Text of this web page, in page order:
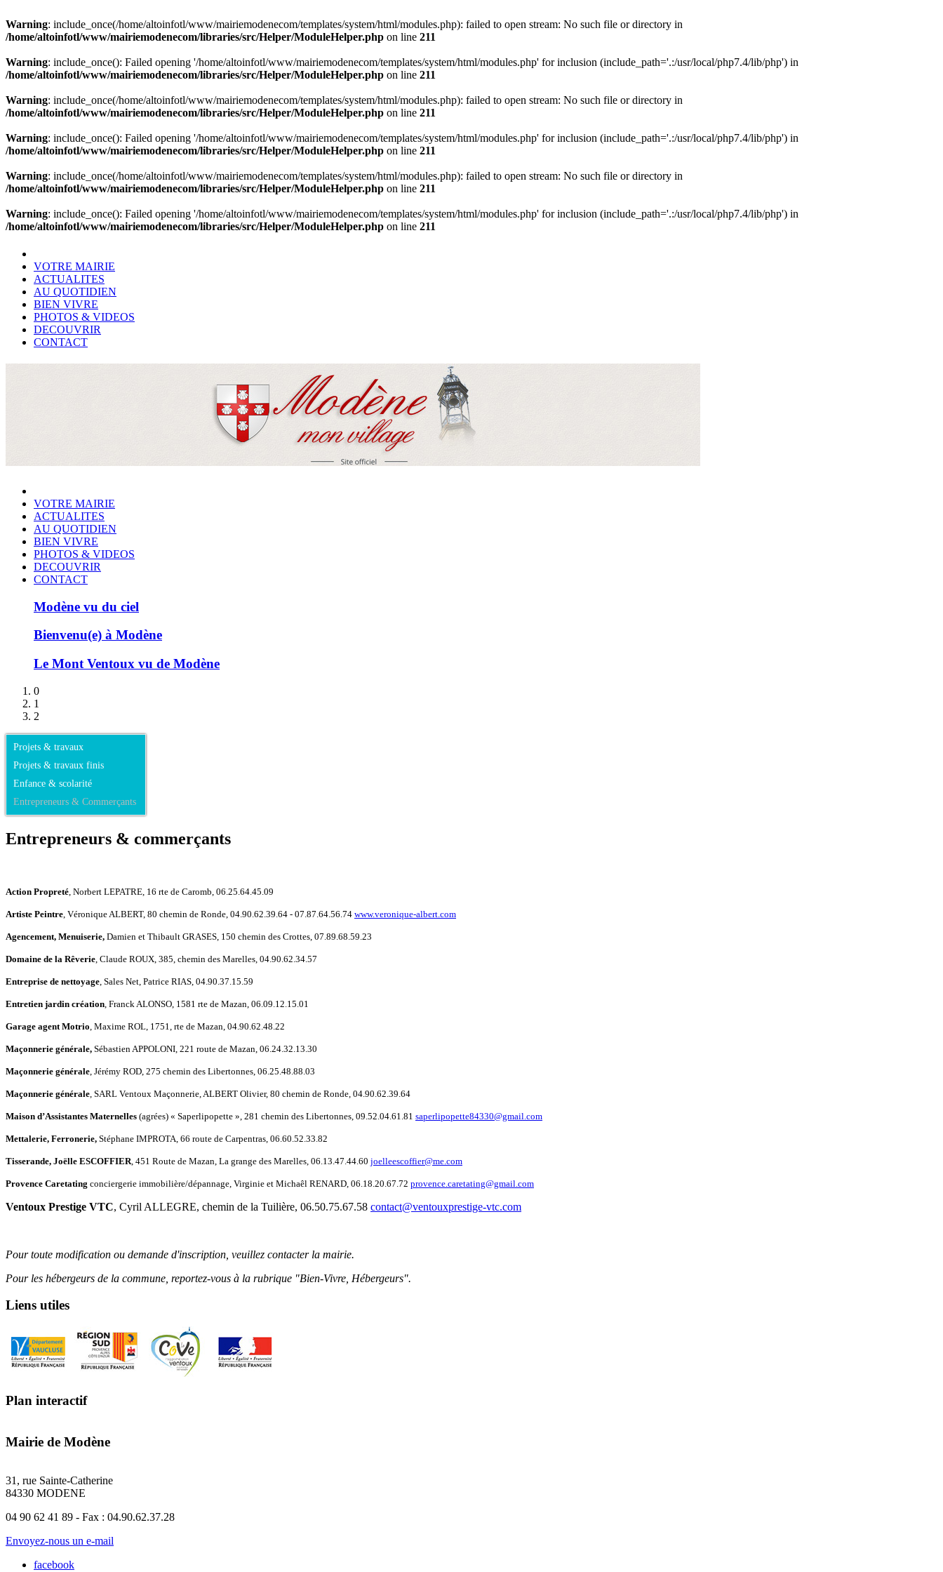
Warning: include_once(/home/altoinfotl/www/mairiemodenecom/templates/system/html/modules.php): failed to open stream: No such file or directory in
/home/altoinfotl/www/mairiemodenecom/libraries/src/Helper/ModuleHelper.php on line 211
Warning: include_once(): Failed opening '/home/altoinfotl/www/mairiemodenecom/templates/system/html/modules.php' for inclusion (include_path='.:/usr/local/php7.4/lib/php') in
/home/altoinfotl/www/mairiemodenecom/libraries/src/Helper/ModuleHelper.php on line 211
Warning: include_once(/home/altoinfotl/www/mairiemodenecom/templates/system/html/modules.php): failed to open stream: No such file or directory in
/home/altoinfotl/www/mairiemodenecom/libraries/src/Helper/ModuleHelper.php on line 211
Warning: include_once(): Failed opening '/home/altoinfotl/www/mairiemodenecom/templates/system/html/modules.php' for inclusion (include_path='.:/usr/local/php7.4/lib/php') in
/home/altoinfotl/www/mairiemodenecom/libraries/src/Helper/ModuleHelper.php on line 211
Warning: include_once(/home/altoinfotl/www/mairiemodenecom/templates/system/html/modules.php): failed to open stream: No such file or directory in
/home/altoinfotl/www/mairiemodenecom/libraries/src/Helper/ModuleHelper.php on line 211
Warning: include_once(): Failed opening '/home/altoinfotl/www/mairiemodenecom/templates/system/html/modules.php' for inclusion (include_path='.:/usr/local/php7.4/lib/php') in
/home/altoinfotl/www/mairiemodenecom/libraries/src/Helper/ModuleHelper.php on line 211
VOTRE MAIRIE
ACTUALITES
AU QUOTIDIEN
BIEN VIVRE
PHOTOS & VIDEOS
DECOUVRIR
CONTACT
VOTRE MAIRIE
ACTUALITES
AU QUOTIDIEN
BIEN VIVRE
PHOTOS & VIDEOS
DECOUVRIR
CONTACT
Modène vu du ciel
Bienvenu(e) à Modène
Le Mont Ventoux vu de Modène
0
1
2
Projets & travaux
Projets & travaux finis
Enfance & scolarité
Entrepreneurs & Commerçants
Entrepreneurs & commerçants
Action Propreté , Norbert LEPATRE, 16 rte de Caromb, 06.25.64.45.09
Artiste Peintre , Véronique ALBERT, 80 chemin de Ronde, 04.90.62.39.64 - 07.87.64.56.74 www.veronique-albert.com
Agencement, Menuiserie, Damien et Thibault GRASES, 150 chemin des Crottes, 07.89.68.59.23
Domaine de la Rêverie , Claude ROUX, 385, chemin des Marelles, 04.90.62.34.57
Entreprise de nettoyage , Sales Net, Patrice RIAS, 04.90.37.15.59
Entretien jardin création , Franck ALONSO, 1581 rte de Mazan, 06.09.12.15.01
Garage agent Motrio , Maxime ROL, 1751, rte de Mazan, 04.90.62.48.22
Maçonnerie générale, Sébastien APPOLONI, 221 route de Mazan, 06.24.32.13.30
Maçonnerie générale , Jérémy ROD, 275 chemin des Libertonnes, 06.25.48.88.03
Maçonnerie générale , SARL Ventoux Maçonnerie, ALBERT Olivier, 80 chemin de Ronde, 04.90.62.39.64
Maison d’Assistantes Maternelles (agrées) « Saperlipopette », 281 chemin des Libertonnes, 09.52.04.61.81 saperlipopette84330@gmail.com
Mettalerie, Ferronerie, Stéphane IMPROTA, 66 route de Carpentras, 06.60.52.33.82
Tisserande, Joëlle ESCOFFIER , 451 Route de Mazan, La grange des Marelles, 06.13.47.44.60 joelleescoffier@me.com
Provence Caretating conciergerie immobilière/dépannage, Virginie et Michaêl RENARD, 06.18.20.67.72 provence.caretating@gmail.com
Ventoux Prestige VTC, Cyril ALLEGRE, chemin de la Tuilière, 06.50.75.67.58 contact@ventouxprestige-vtc.com
Pour toute modification ou demande d'inscription, veuillez contacter la mairie.
Pour les hébergeurs de la commune, reportez-vous à la rubrique "Bien-Vivre, Hébergeurs".
Liens utiles
Plan interactif
Mairie de Modène
31, rue Sainte-Catherine
84330 MODENE
04 90 62 41 89 - Fax : 04.90.62.37.28
Envoyez-nous un e-mail
facebook